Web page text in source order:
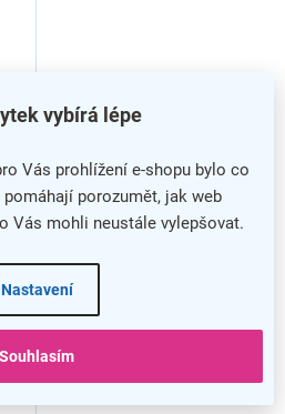
vybírá lépe
Vás prohlížení e-shopu bylo co
porozumět, jak web
Vás mohli neustále vylepšovat.
Nastavení
Souhlasím